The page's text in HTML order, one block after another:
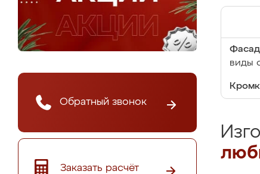
Обратный звонок
Заказать расчёт
виды